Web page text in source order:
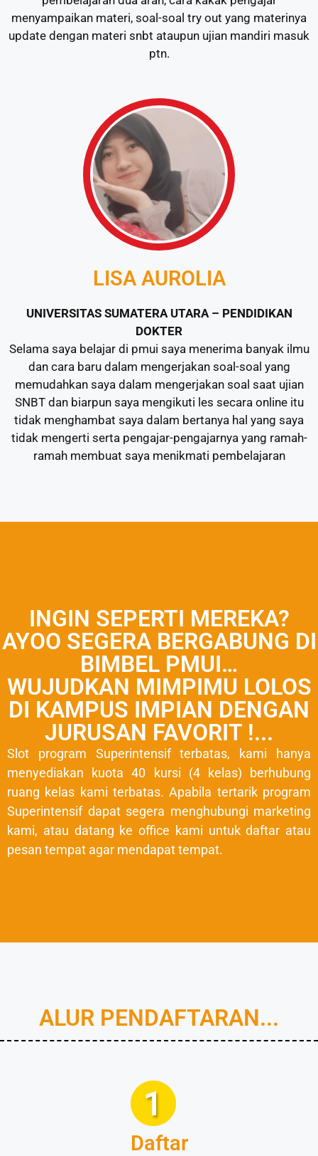
menyampaikan materi, soal-soal try out yang materinya
update dengan materi snbt ataupun ujian mandiri masuk
ptn.
LISA AUROLIA
UNIVERSITAS SUMATERA UTARA – PENDIDIKAN
DOKTER
Selama saya belajar di pmui saya menerima banyak ilmu
dan cara baru dalam mengerjakan soal-soal yang
memudahkan saya dalam mengerjakan soal saat ujian
SNBT dan biarpun saya mengikuti les secara online itu
tidak menghambat saya dalam bertanya hal yang saya
tidak mengerti serta pengajar-pengajarnya yang ramah-
ramah membuat saya menikmati pembelajaran
INGIN SEPERTI MEREKA?
AYOO SEGERA BERGABUNG DI
BIMBEL PMUI…
WUJUDKAN MIMPIMU LOLOS
DI KAMPUS IMPIAN DENGAN
JURUSAN FAVORIT !...
Slot program Superintensif terbatas, kami hanya
menyediakan kuota 40 kursi (4 kelas) berhubung
ruang kelas kami terbatas. Apabila tertarik program
Superintensif dapat segera menghubungi marketing
kami, atau datang ke office kami untuk daftar atau
pesan tempat agar mendapat tempat.
ALUR PENDAFTARAN...
Daftar